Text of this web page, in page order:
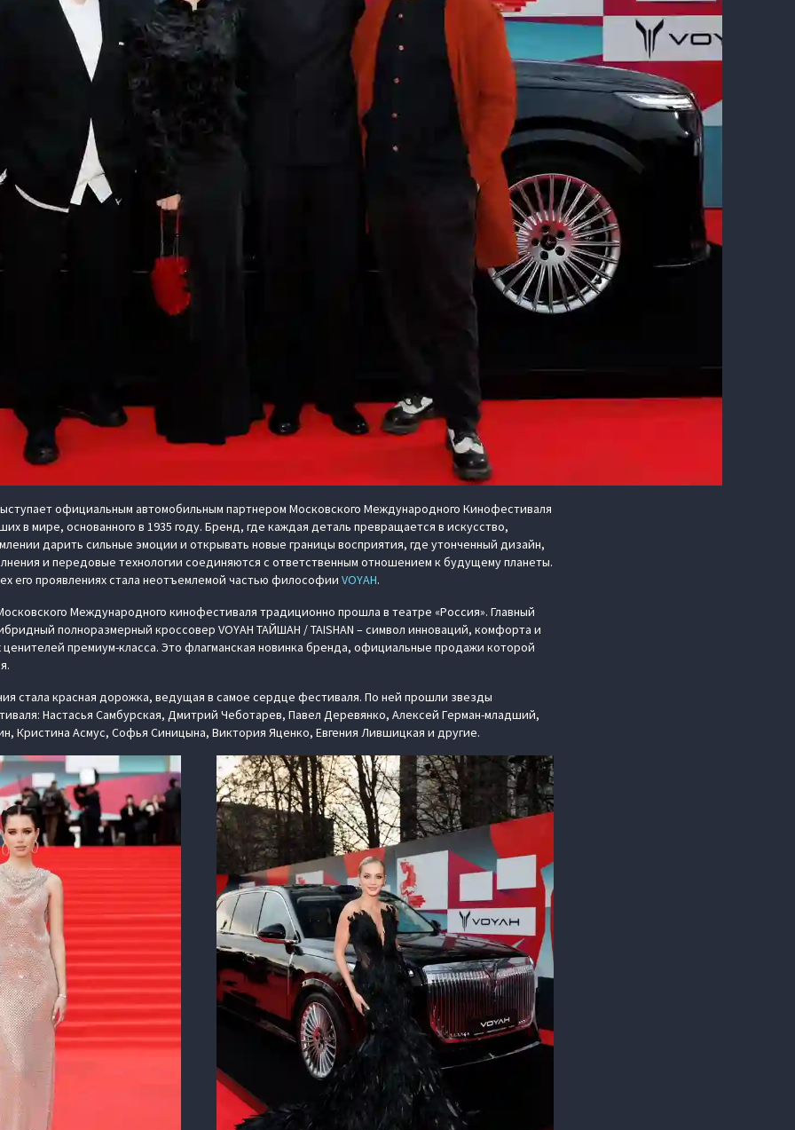
официальным автомобильным партнером Московского Международного Кинофестиваля
в мире, основанного в 1935 году. Бренд, где каждая деталь превращается в искусство,
дарить сильные эмоции и открывать новые границы восприятия, где утонченный дизайн,
и передовые технологии соединяются с ответственным отношением к будущему планеты.
его проявлениях стала неотъемлемой частью философии VOYAH.
Международного кинофестиваля традиционно прошла в театре «Россия». Главный
полноразмерный кроссовер VOYAH ТАЙШАН / TAISHAN – символ инноваций, комфорта и
премиум-класса. Это флагманская новинка бренда, официальные продажи которой
стала красная дорожка, ведущая в самое сердце фестиваля. По ней прошли звезды
Настасья Самбурская, Дмитрий Чеботарев, Павел Деревянко, Алексей Герман-младший,
Кристина Асмус, Софья Синицына, Виктория Яценко, Евгения Лившицкая и другие.